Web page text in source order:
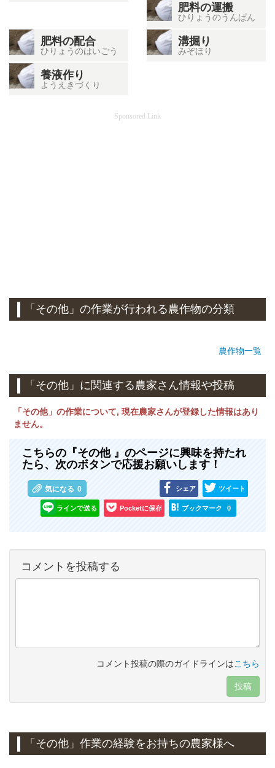
肥料の運搬
ひりょうのうんぱん
肥料の配合
ひりょうのはいごう
溝掘り
みぞほり
養液作り
ようえきづくり
Sponsored Link
「その他」の作業が行われる農作物の分類
農作物一覧
「その他」に関連する農家さん情報や投稿
「その他」の作業について, 現在農家さんが登録した情報はあり
ません。
こちらの『その他 』のページに興味を持たれ
たら、次のボタンで応援お願いします！
気になる 0 シェア ツイート
ラインで送る Pocketに保存 ブックマーク 0
コメントを投稿する
コメント投稿の際のガイドラインはこちら
投稿
「その他」作業の経験をお持ちの農家様へ